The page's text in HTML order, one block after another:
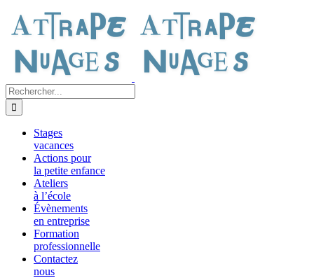
contenu
Rechercher:
Stages
vacances
Actions pour
la petite enfance
Ateliers
à l’école
Évènements
en entreprise
Formation
professionnelle
Contactez
nous